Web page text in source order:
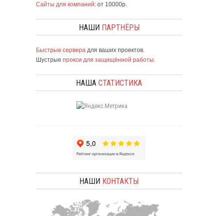
Сайты для компаний: от 10000р.
НАШИ ПАРТНЁРЫ
Быстрые сервера для ваших проектов.
Шустрые прокси для защищённой работы.
НАША СТАТИСТИКА
НАШИ КОНТАКТЫ